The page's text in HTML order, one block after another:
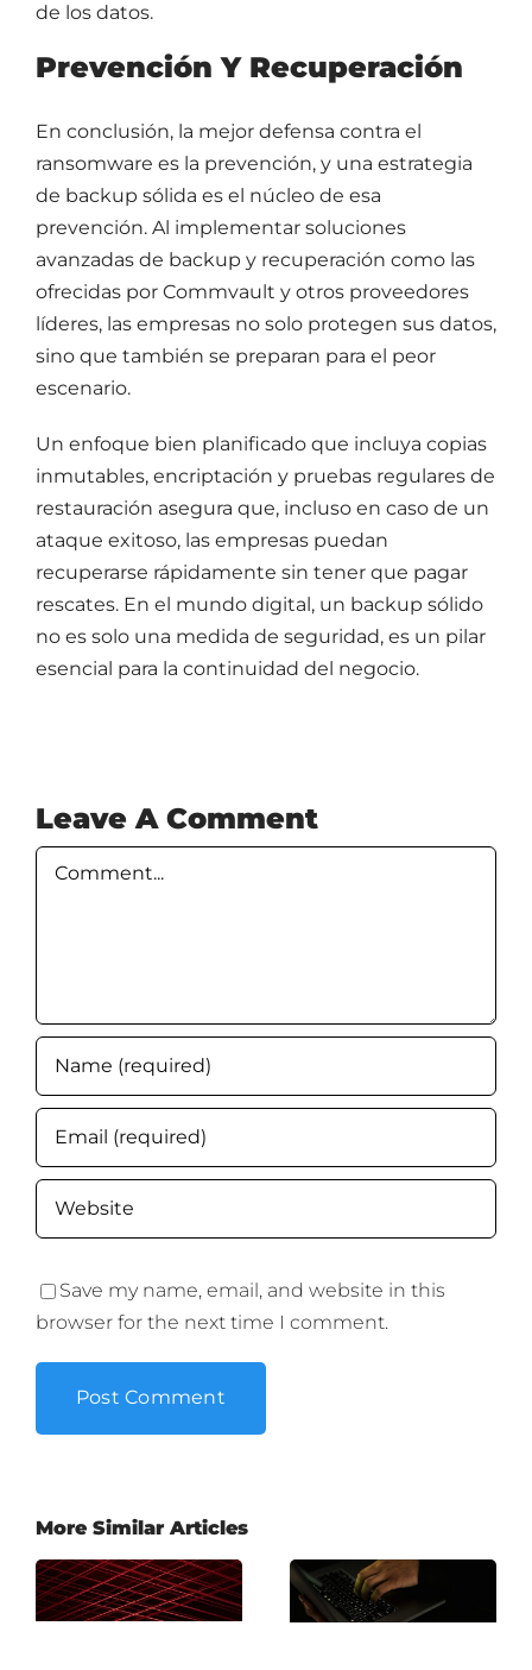
de los datos.
Prevención Y Recuperación
En conclusión, la mejor defensa contra el
ransomware es la prevención, y una estrategia
de backup sólida es el núcleo de esa
prevención. Al implementar soluciones
avanzadas de backup y recuperación como las
ofrecidas por Commvault y otros proveedores
líderes, las empresas no solo protegen sus datos,
sino que también se preparan para el peor
escenario.
Un enfoque bien planificado que incluya copias
inmutables, encriptación y pruebas regulares de
restauración asegura que, incluso en caso de un
ataque exitoso, las empresas puedan
recuperarse rápidamente sin tener que pagar
rescates. En el mundo digital, un backup sólido
no es solo una medida de seguridad, es un pilar
esencial para la continuidad del negocio.
Leave A Comment
Comment
Save my name, email, and website in this
browser for the next time I comment.
More Similar Articles